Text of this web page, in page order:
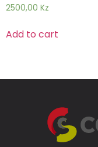
2500,00 Kz
Add to cart